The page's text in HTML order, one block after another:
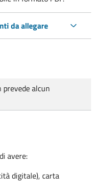
da allegare
alcun
avere:
digitale), carta